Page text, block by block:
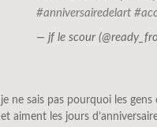
#anniversairedelart
— jf le scour
je ne sais pas pourquoi les
et aiment les jours